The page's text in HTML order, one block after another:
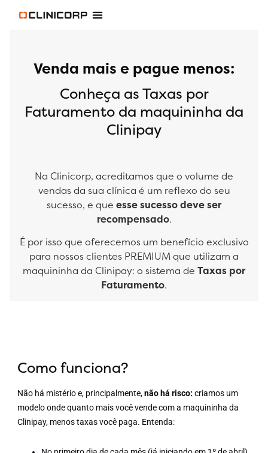
Venda mais e pague menos:
Conheça as Taxas por
Faturamento da maquininha da
Clinipay
Na Clinicorp, acreditamos que o volume de
vendas da sua clínica é um reflexo do seu
sucesso, e que esse sucesso deve ser
recompensado.
É por isso que oferecemos um benefício exclusivo
para nossos clientes PREMIUM que utilizam a
maquininha da Clinipay: o sistema de Taxas por
Faturamento.
Como funciona?
Não há mistério e, principalmente,não há risco: criamos um
modelo onde quanto mais você vende com a maquininha da
Clinipay, menos taxas você paga. Entenda: